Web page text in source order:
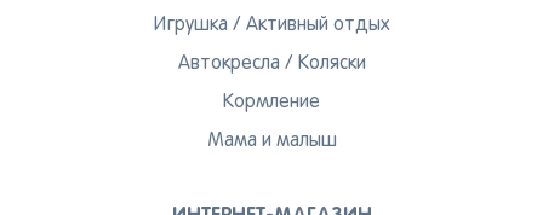
Игрушка / Активный отдых
Автокресла / Коляски
Кормление
Мама и малыш